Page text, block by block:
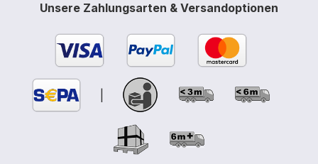
dreifach überlappend, komplett
verschiebbar über die ganze Breite
Ausgestattet mit einer technischen Lüftung
(optional, siehe Zubehör) können
wassergefährdende und brennbare
Flüssigkeiten gelagert werden. Technische
verzinkt und lackiert Außenmaße 298,5 x
237 x 241 cm Grundfläche 7,0 m²
Unsere Zahlungsarten & Versandoptionen